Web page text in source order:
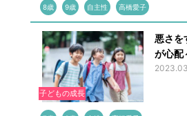
8歳 9歳 自主性 高橋愛子
子どもの成長
悪さを
が心配